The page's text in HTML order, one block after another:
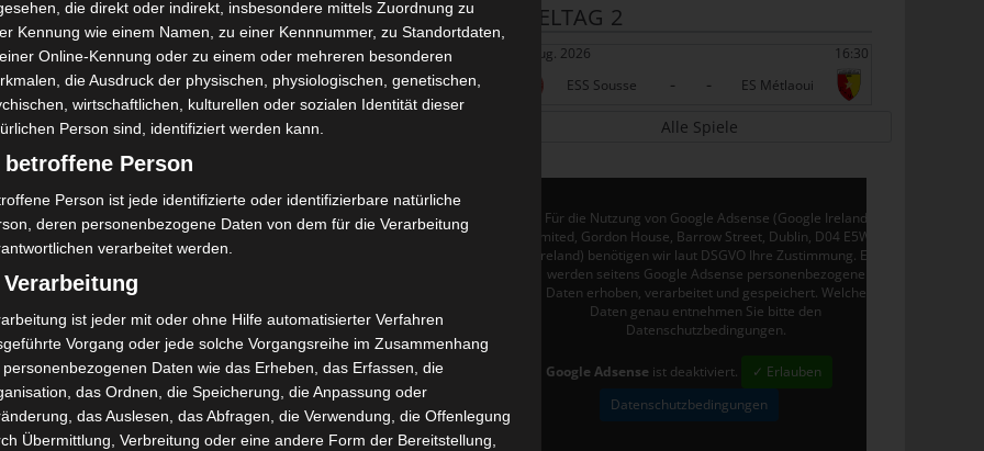
52'
Club Africain Tunis (CA)
(S
Espérance Sportive de Tunis (EST) – Étoile Sporti
ve de Métlaoui (ESM)
SPIELTAG 2
29 Aug. 2026
16:30
ESS Sousse
- - ES Métlaoui
Alle Spiele
Für die Nutzung von Google Adsense (Google Ireland
Limited, Gordon House, Barrow Street, Dublin, D04 E5W5,
Ireland) benötigen wir laut DSGVO Ihre Zustimmung. Es
werden seitens Google Adsense personenbezogene
Daten erhoben, verarbeitet und gespeichert. Welche
Daten genau entnehmen Sie bitte den
Datenschutzbedingungen.
Google Adsense ist deaktiviert.
✓ Erlauben
Datenschutzbedingungen
die direkt oder indirekt, insbesondere mittels Zuordnung zu
Kennung wie einem Namen, zu einer Kennnummer, zu Standortdaten,
Online-Kennung oder zu einem oder mehreren besonderen
die Ausdruck der physischen, physiologischen, genetischen,
wirtschaftlichen, kulturellen oder sozialen Identität dieser
Person sind, identifiziert werden kann.
betroffene Person
Person ist jede identifizierte oder identifizierbare natürliche
deren personenbezogene Daten von dem für die Verarbeitung
verarbeitet werden.
ist jeder mit oder ohne Hilfe automatisierter Verfahren
Vorgang oder jede solche Vorgangsreihe im Zusammenhang
personenbezogenen Daten wie das Erheben, das Erfassen, die
das Ordnen, die Speicherung, die Anpassung oder
das Auslesen, das Abfragen, die Verwendung, die Offenlegung
Übermittlung, Verbreitung oder eine andere Form der Bereitstellung,